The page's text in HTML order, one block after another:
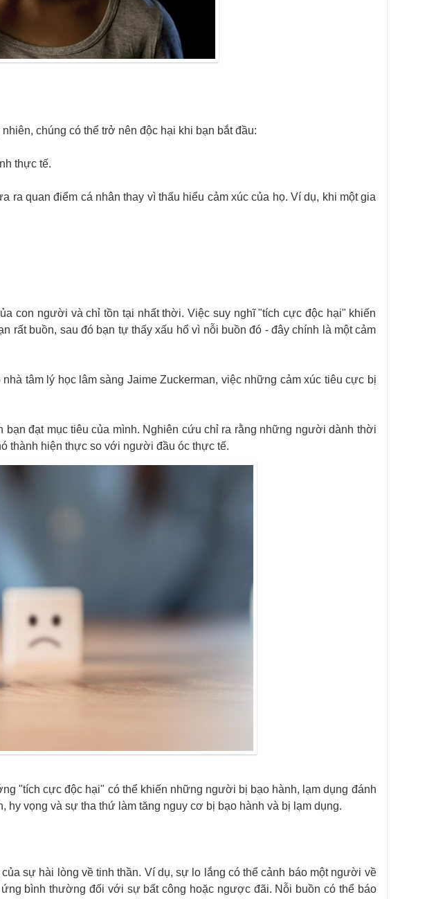
chúng có thể trở nên độc hại khi bạn bắt đầu:
thực tế.
quan điểm cá nhân thay vì thấu hiểu cảm xúc của họ. Ví dụ, khi một gia
con người và chỉ tồn tại nhất thời. Việc suy nghĩ "tích cực độc hại" khiến
buồn, sau đó bạn tự thấy xấu hổ vì nỗi buồn đó - đây chính là một cảm
tâm lý học lâm sàng Jaime Zuckerman, việc những cảm xúc tiêu cực bị
đạt mục tiêu của mình. Nghiên cứu chỉ ra rằng những người dành thời
thành hiện thực so với người đầu óc thực tế.
"tích cực độc hại" có thể khiến những người bị bạo hành, lạm dụng đánh
vọng và sự tha thứ làm tăng nguy cơ bị bạo hành và bị lạm dụng.
sự hài lòng về tinh thần. Ví dụ, sự lo lắng có thể cảnh báo một người về
bình thường đối với sự bất công hoặc ngược đãi. Nỗi buồn có thể báo